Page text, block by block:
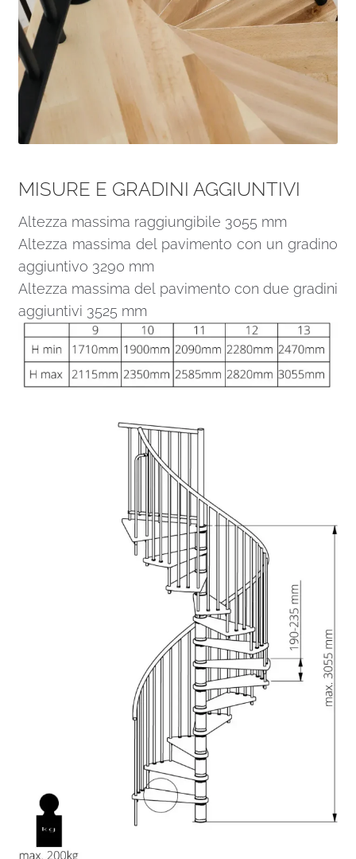
MISURE E GRADINI AGGIUNTIVI
Altezza massima raggiungibile 3055 mm
Altezza massima del pavimento con un gradino
aggiuntivo 3290 mm
Altezza massima del pavimento con due gradini
aggiuntivi 3525 mm